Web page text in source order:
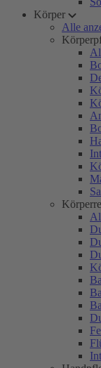
Körper
Alle